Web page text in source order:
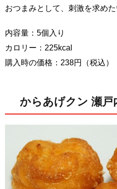
おつまみとして、刺激を求めた
内容量：5個入り
カロリー：225kcal
購入時の価格：238円（税込）
からあげクン 瀬戸